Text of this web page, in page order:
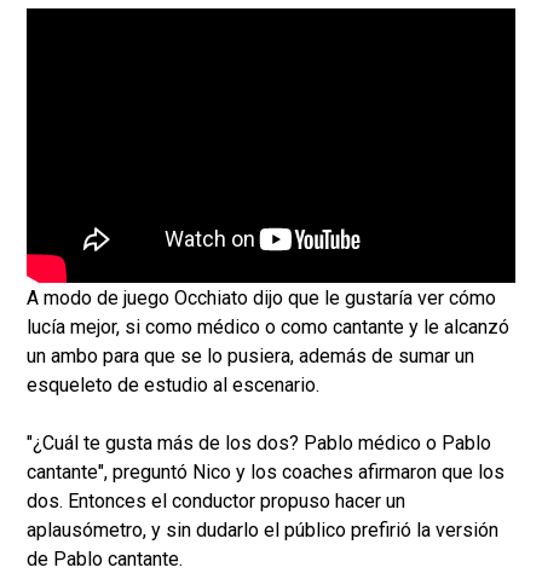
A modo de juego Occhiato dijo que le gustaría ver cómo
lucía mejor, si como médico o como cantante y le alcanzó
un ambo para que se lo pusiera, además de sumar un
esqueleto de estudio al escenario.
"¿Cuál te gusta más de los dos? Pablo médico o Pablo
cantante", preguntó Nico y los coaches afirmaron que los
dos. Entonces el conductor propuso hacer un
aplausómetro, y sin dudarlo el público prefirió la versión
de Pablo cantante.